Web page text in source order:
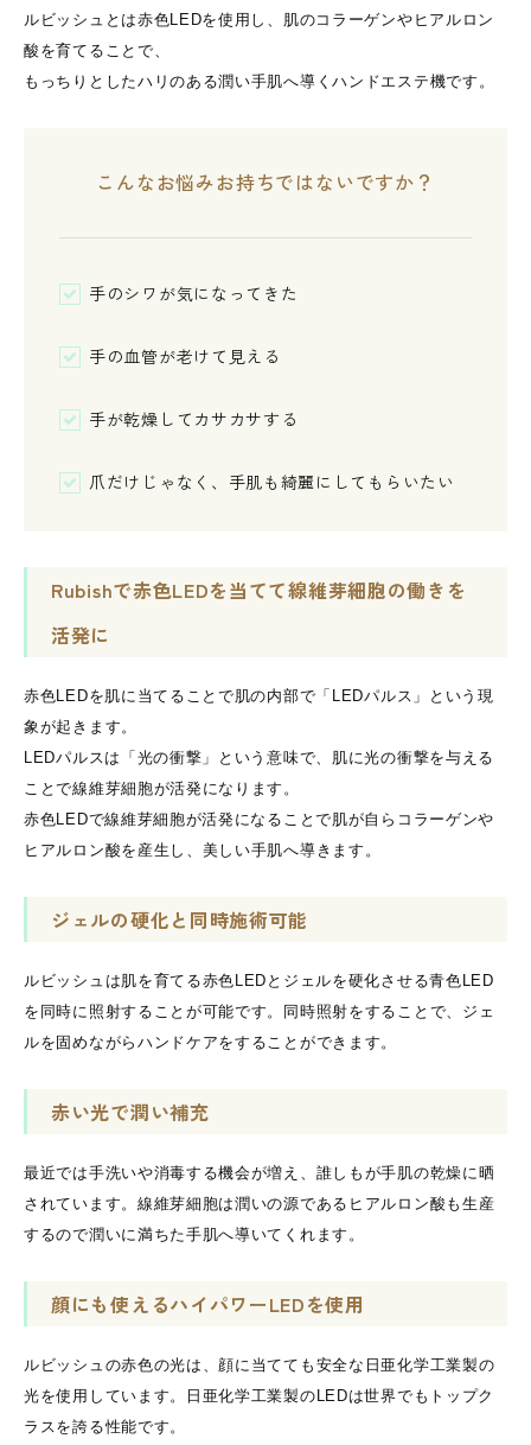
ルビッシュとは赤色LEDを使用し、肌のコラーゲンやヒアルロン
酸を育てることで、
もっちりとしたハリのある潤い手肌へ導くハンドエステ機です。
こんなお悩みお持ちではないですか？
手のシワが気になってきた
手の血管が老けて見える
手が乾燥してカサカサする
爪だけじゃなく、手肌も綺麗にしてもらいたい
Rubishで赤色LEDを当てて線維芽細胞の働きを
活発に
赤色LEDを肌に当てることで肌の内部で「LEDパルス」という現
象が起きます。
LEDパルスは「光の衝撃」という意味で、肌に光の衝撃を与える
ことで線維芽細胞が活発になります。
赤色LEDで線維芽細胞が活発になることで肌が自らコラーゲンや
ヒアルロン酸を産生し、美しい手肌へ導きます。
ジェルの硬化と同時施術可能
ルビッシュは肌を育てる赤色LEDとジェルを硬化させる青色LED
を同時に照射することが可能です。同時照射をすることで、ジェ
ルを固めながらハンドケアをすることができます。
赤い光で潤い補充
最近では手洗いや消毒する機会が増え、誰しもが手肌の乾燥に晒
されています。線維芽細胞は潤いの源であるヒアルロン酸も生産
するので潤いに満ちた手肌へ導いてくれます。
顔にも使えるハイパワーLEDを使用
ルビッシュの赤色の光は、顔に当てても安全な日亜化学工業製の
光を使用しています。日亜化学工業製のLEDは世界でもトップク
ラスを誇る性能です。